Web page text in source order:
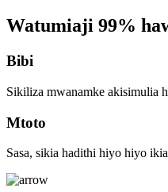
Watumiaji 99%
Bibi
Sikiliza mwanamke akisimulia
Mtoto
Sasa, sikia hadithi hiyo hiyo